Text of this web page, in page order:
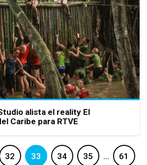
alista el reality El
Caribe para RTVE
32 33 34 35 … 61